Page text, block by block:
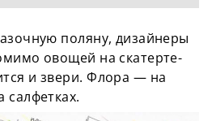
поляну, дизайнеры
овощей на скатерте-
и звери. Флора — на
салфетках.